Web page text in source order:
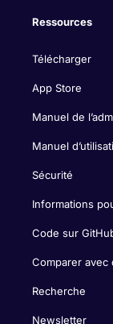
Ressources
Télécharger
App Store
Manuel de
Manuel
Sécurité
Informations
Code sur
Comparer avec
Recherche
Newsletter